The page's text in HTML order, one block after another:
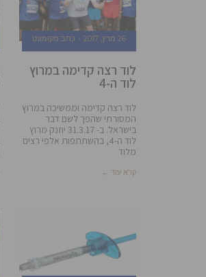
26 מרץ, 2017 כתב מקומונט
לוד רצה קדימה במרוץ
לוד ה-4
לוד רצה קדימה וממשיכה במרוץ
המסורתי שהפך לשם דבר
בישראל. ב- 31.3.17 יוזנק מרוץ
לוד ה-4, בהשתתפות אלפי רצים
מלוד
קרא עוד ←